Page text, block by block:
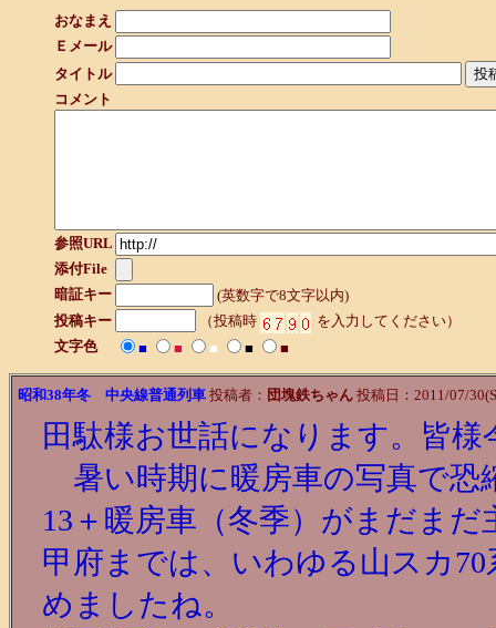
おなまえ
Ｅメール
タイトル
コメント
参照URL
添付File
暗証キー
(英数字で8文字以内)
投稿キー
（投稿時
を入力してください）
文字色
■ ■ ■ ■ ■
昭和38年冬 中央線普通列車 投稿者： 団塊鉄ちゃん 投稿日：2011/07/
田駄様お世話になります。皆様
暑い時期に暖房車の写真で恐
13＋暖房車（冬季）がまだま
甲府までは、いわゆる山スカ
めましたね。